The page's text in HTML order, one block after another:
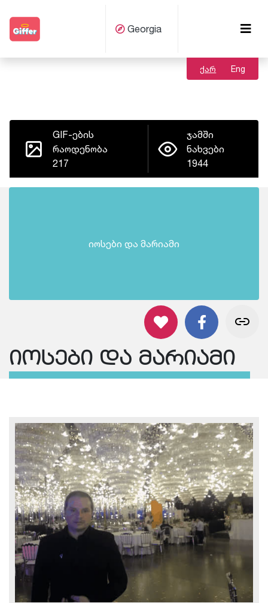
Georgia
ქარ Eng
GIF-ების
რაოდენობა
217
ჯამში
ნახვები
1944
იოსები და მარიამი
იოსები და მარიამი